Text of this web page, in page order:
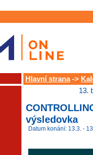
Hlavní strana->
13.
výsledovka
Datum konání: 13.3. -